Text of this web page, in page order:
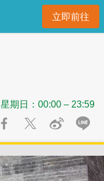
立即前往開
星期日：00:00 – 23:59